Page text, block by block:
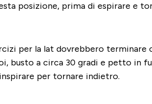
posizione, prima di espirare e
per la lat dovrebbero terminare
busto a circa 30 gradi e petto in
per tornare indietro.